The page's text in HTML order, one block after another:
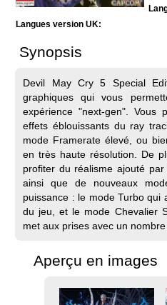
Langues version UK:
Synopsis
Devil May Cry 5 Special
graphiques qui vous
expérience "next-gen". Vous
effets éblouissants du ray
mode Framerate élevé, ou
en très haute résolution. De
profiter du réalisme ajouté
ainsi que de nouveaux
puissance : le mode Turbo qui
du jeu, et le mode Chevalier
met aux prises avec un
Aperçu en images